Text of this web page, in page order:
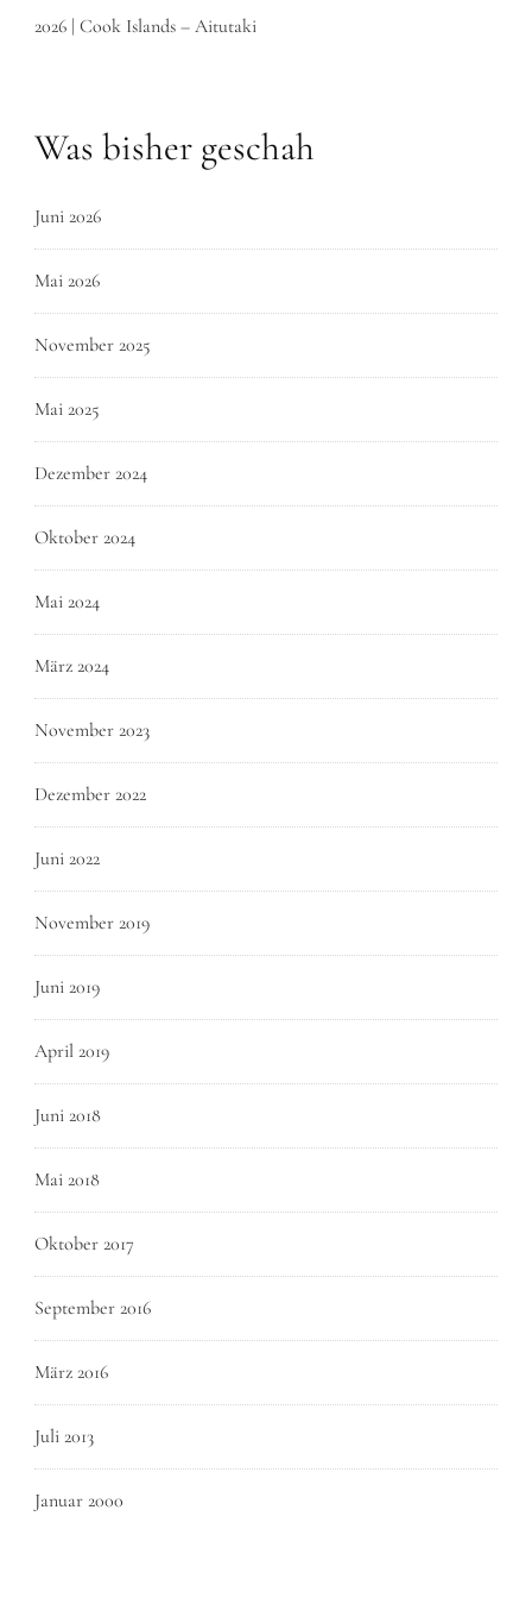
2026 | Cook Islands – Aitutaki
Was bisher geschah
Juni 2026
Mai 2026
November 2025
Mai 2025
Dezember 2024
Oktober 2024
Mai 2024
März 2024
November 2023
Dezember 2022
Juni 2022
November 2019
Juni 2019
April 2019
Juni 2018
Mai 2018
Oktober 2017
September 2016
März 2016
Juli 2013
Januar 2000